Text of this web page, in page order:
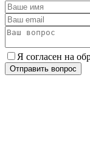
Я согласен на
Отправить вопрос